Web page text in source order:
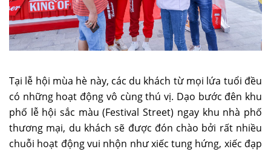
Tại lễ hội mùa hè này, các du khách từ mọi lứa tuổi đều
có những hoạt động vô cùng thú vị. Dạo bước đên khu
phố lễ hội sắc màu (Festival Street) ngay khu nhà phố
thương mại, du khách sẽ được đón chào bởi rất nhiều
chuỗi hoạt động vui nhộn như xiếc tung hứng, xiếc đạp